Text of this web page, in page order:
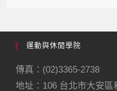
運動與休閒學院
傳真：(02)3365-2738
地址：106 台北市大安